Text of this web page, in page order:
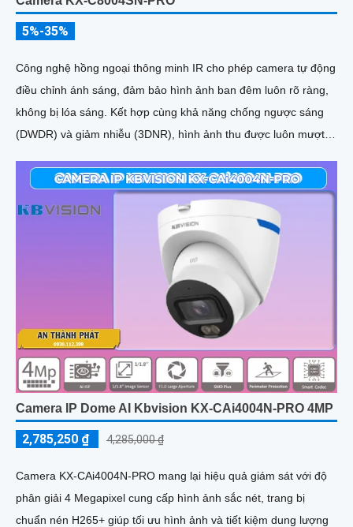
5%-35%
Công nghệ hồng ngoại thông minh IR cho phép camera tự động
điều chỉnh ánh sáng, đảm bảo hình ảnh ban đêm luôn rõ ràng,
không bị lóa sáng. Kết hợp cùng khả năng chống ngược sáng
(DWDR) và giảm nhiễu (3DNR), hình ảnh thu được luôn mượt
trường ánh sáng yếu hoặc ánh sáng phức tạp như ngược sáng
Camera IP Dome AI Kbvision KX-CAi4004N-PRO 4MP
2,785,250 ₫ 4,285,000 ₫
Camera KX-CAi4004N-PRO mang lại hiệu quả giám sát với độ
phân giải 4 Megapixel cung cấp hình ảnh sắc nét, trang bị
chuẩn nén H265+ giúp tối ưu hình ảnh và tiết kiệm dung lượng